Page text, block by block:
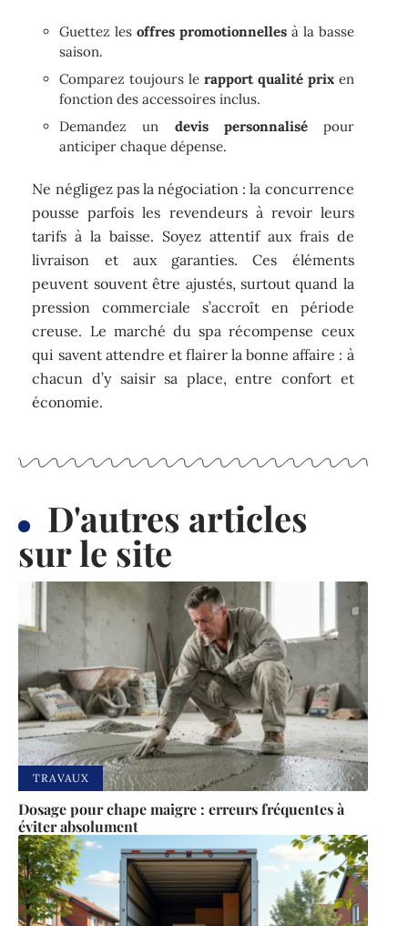
Guettez lesoffres promotionnelles à la basse
saison.
Comparez toujours le rapport qualité prixen
fonction des accessoires inclus.
Demandez un devis personnalisépour
anticiper chaque dépense.
Ne négligez pas la négociation : la concurrence
pousse parfois les revendeurs à revoir leurs
tarifs à la baisse. Soyez attentif aux frais de
livraison et aux garanties. Ces éléments
peuvent souvent être ajustés, surtout quand la
pression commerciale s’accroît en période
creuse. Le marché du spa récompense ceux
qui savent attendre et flairer la bonne affaire : à
chacun d’y saisir sa place, entre confort et
économie.
D'autres articles
sur le site
TRAVAUX
Dosage pour chape maigre : erreurs fréquentes à
éviter absolument